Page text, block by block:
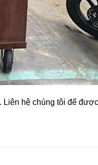
hệ chúng tôi để